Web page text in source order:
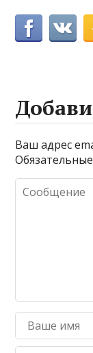
Ваш адрес